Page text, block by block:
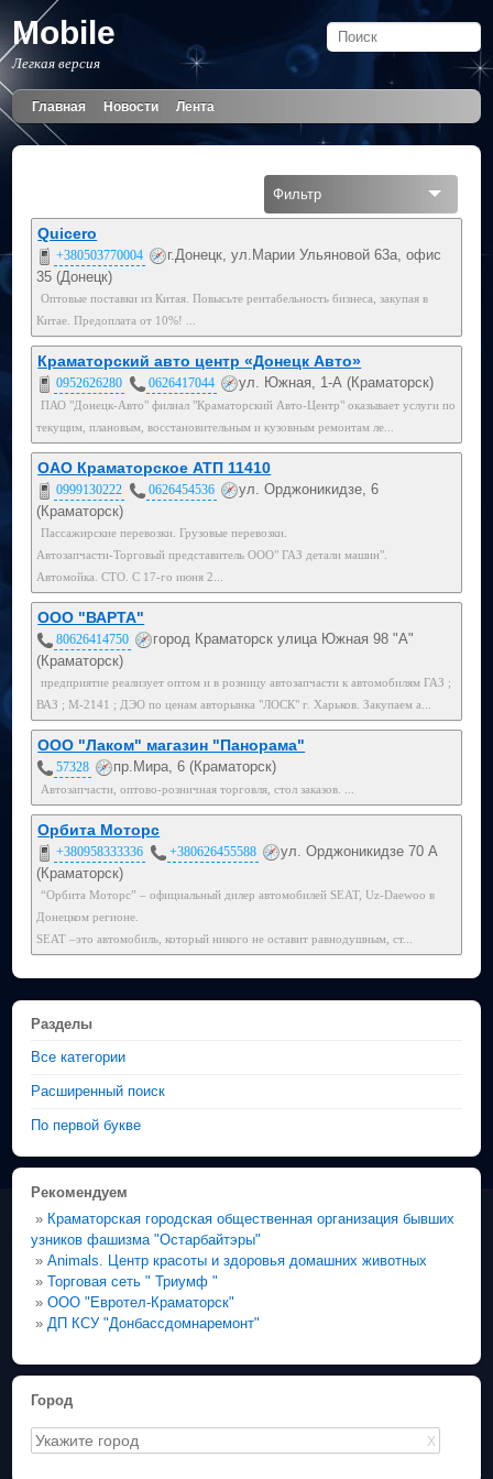
Mobile
Легкая версия
Главная Новости Лента
Фильтр
099
050
Quicero
+380503770004
г.Донецк, ул.Марии Ульяновой 63а, офис
35 (Донецк)
Оптовые поставки из Китая. Повысьте рентабельность бизнеса, закупая в
Китае. Предоплата от 10%! ...
Краматорский авто центр «Донецк Авто»
0952626280 0626417044 ул. Южная, 1-А (Краматорск)
ПАО "Донецк-Авто" филиал "Краматорский Авто-Центр" оказывает услуги по
текущим, плановым, восстановительным и кузовным ремонтам ле...
ОАО Краматорское АТП 11410
0999130222 0626454536
ул. Орджоникидзе, 6
(Краматорск)
Пассажирские перевозки. Грузовые перевозки.
Автозапчасти-Торговый представитель ООО" ГАЗ детали машин".
Автомойка. СТО. С 17-го июня 2...
ООО "ВАРТА"
80626414750
город Краматорск улица Южная 98 "А"
(Краматорск)
предприятие реализует оптом и в розницу автозапчасти к автомобилям ГАЗ ;
ВАЗ ; М-2141 ; ДЭО по ценам авторынка "ЛОСК" г. Харьков. Закупаем а...
ООО "Лаком" магазин "Панорама"
57328 пр.Мира, 6 (Краматорск)
Автозапчасти, оптово-розничная торговля, стол заказов. ...
Орбита Моторс
+380958333336 +380626455588
ул. Орджоникидзе 70 А
(Краматорск)
“Орбита Моторс” – официальный дилер автомобилей SEAT, Uz-Daewoo в
Донецком регионе.
SEAT –это автомобиль, который никого не оставит равнодушным, ст...
Разделы
Все категории
Расширенный поиск
По первой букве
Рекомендуем
» Краматорская городская общественная организация бывших
узников фашизма "Остарбайтэры"
»Animals. Центр красоты и здоровья домашних животных
»Торговая сеть " Триумф "
»ООО "Евротел-Краматорск"
» ДП КСУ "Донбассдомнаремонт"
Город
X